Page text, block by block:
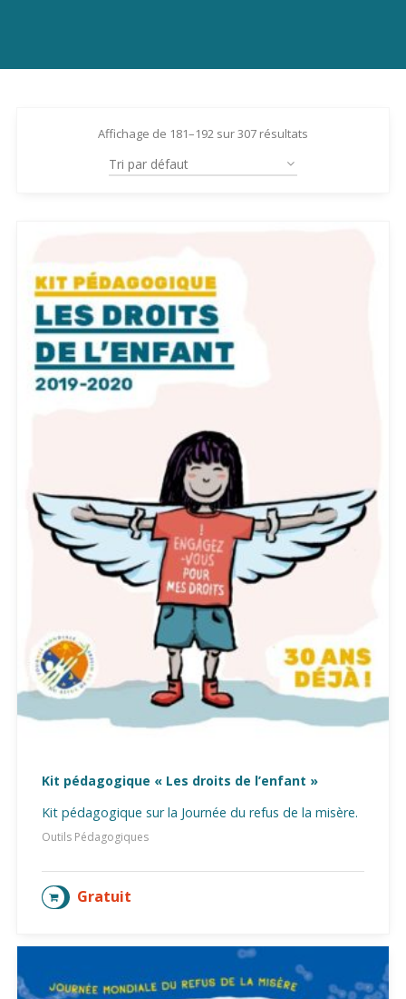
Affichage de 181–192 sur 307 résultats
Kit pédagogique « Les droits de l’enfant »
Kit pédagogique sur la Journée du refus de la misère.
Outils Pédagogiques
Gratuit
AJOUTER AU PANIER